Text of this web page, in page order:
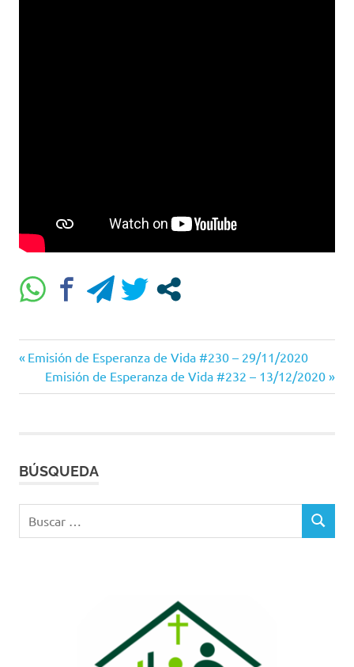
Navegación
de
Entrada
anterior:
Emisión de Esperanza de Vida #230 – 29/11/2020
Siguiente
entrada:
Emisión de Esperanza de Vida #232 – 13/12/2020
BÚSQUEDA
BUSCAR